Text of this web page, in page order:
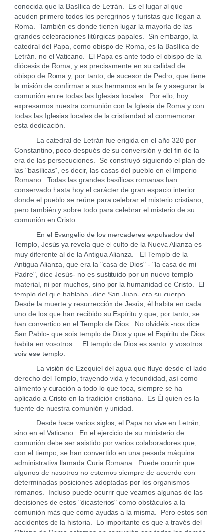
conocida que la Basílica de Letrán. Es el lugar al que
acuden primero todos los peregrinos y turistas que llegan a
Roma. También es donde tienen lugar la mayoría de las
grandes celebraciones litúrgicas papales. Sin embargo, la
catedral del Papa, como obispo de Roma, es la Basílica de
Letrán, no el Vaticano. El Papa es ante todo el obispo de la
diócesis de Roma, y es precisamente en su calidad de
obispo de Roma y, por tanto, de sucesor de Pedro, que tiene
la misión de confirmar a sus hermanos en la fe y asegurar la
comunión entre todas las Iglesias locales. Por ello, hoy
expresamos nuestra comunión con la Iglesia de Roma y con
todas las Iglesias locales de la cristiandad al conmemorar
esta dedicación.
La catedral de Letrán fue erigida en el año 320 por
Constantino, poco después de su conversión y del fin de la
era de las persecuciones. Se construyó siguiendo el plan de
las "basílicas", es decir, las casas del pueblo en el Imperio
Romano. Todas las grandes basílicas romanas han
conservado hasta hoy el carácter de gran espacio interior
donde el pueblo se reúne para celebrar el misterio cristiano,
pero también y sobre todo para celebrar el misterio de su
comunión en Cristo.
En el Evangelio de los mercaderes expulsados del
Templo, Jesús ya revela que el culto de la Nueva Alianza es
muy diferente al de la Antigua Alianza. El Templo de la
Antigua Alianza, que era la "casa de Dios" - "la casa de mi
Padre", dice Jesús- no es sustituido por un nuevo templo
material, ni por muchos, sino por la humanidad de Cristo. El
templo del que hablaba -dice San Juan- era su cuerpo.
Desde la muerte y resurrección de Jesús, él habita en cada
uno de los que han recibido su Espíritu y que, por tanto, se
han convertido en el Templo de Dios. No olvidéis -nos dice
San Pablo- que sois templo de Dios y que el Espíritu de Dios
habita en vosotros... El templo de Dios es santo, y vosotros
sois ese templo.
La visión de Ezequiel del agua que fluye desde el lado
derecho del Templo, trayendo vida y fecundidad, así como
alimento y curación a todo lo que toca, siempre se ha
aplicado a Cristo en la tradición cristiana. Es Él quien es la
fuente de nuestra comunión y unidad.
Desde hace varios siglos, el Papa no vive en Letrán,
sino en el Vaticano. En el ejercicio de su ministerio de
comunión debe ser asistido por varios colaboradores que,
con el tiempo, se han convertido en una pesada máquina
administrativa llamada Curia Romana. Puede ocurrir que
algunos de nosotros no estemos siempre de acuerdo con
determinadas posiciones adoptadas por los organismos
romanos. Incluso puede ocurrir que veamos algunas de las
decisiones de estos "dicasterios" como obstáculos a la
comunión más que como ayudas a la misma. Pero estos son
accidentes de la historia. Lo importante es que a través del